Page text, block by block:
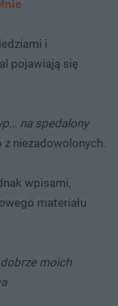
i
pojawiają się
na spedalony
niezadowolonych.
wpisami,
materiału
moich